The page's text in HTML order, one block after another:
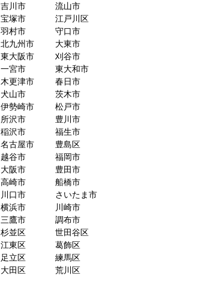
吉川市
流山市
宝塚市
江戸川区
羽村市
守口市
北九州市
大東市
東大阪市
刈谷市
一宮市
東大和市
木更津市
春日市
犬山市
茨木市
伊勢崎市
松戸市
所沢市
豊川市
稲沢市
福生市
名古屋市
豊島区
越谷市
福岡市
大阪市
豊田市
高崎市
船橋市
川口市
さいたま市
横浜市
川崎市
三鷹市
調布市
杉並区
世田谷区
江東区
葛飾区
足立区
練馬区
大田区
荒川区